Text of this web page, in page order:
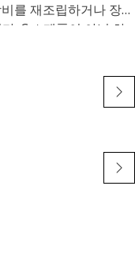
를 재조립하거나 장비
. Cat 제품이 아닌 하
에 적합한 것처럼 보
달장치에 사용됩니다.
공하며 육각 헤드 볼
성, 안정성, 생산성을